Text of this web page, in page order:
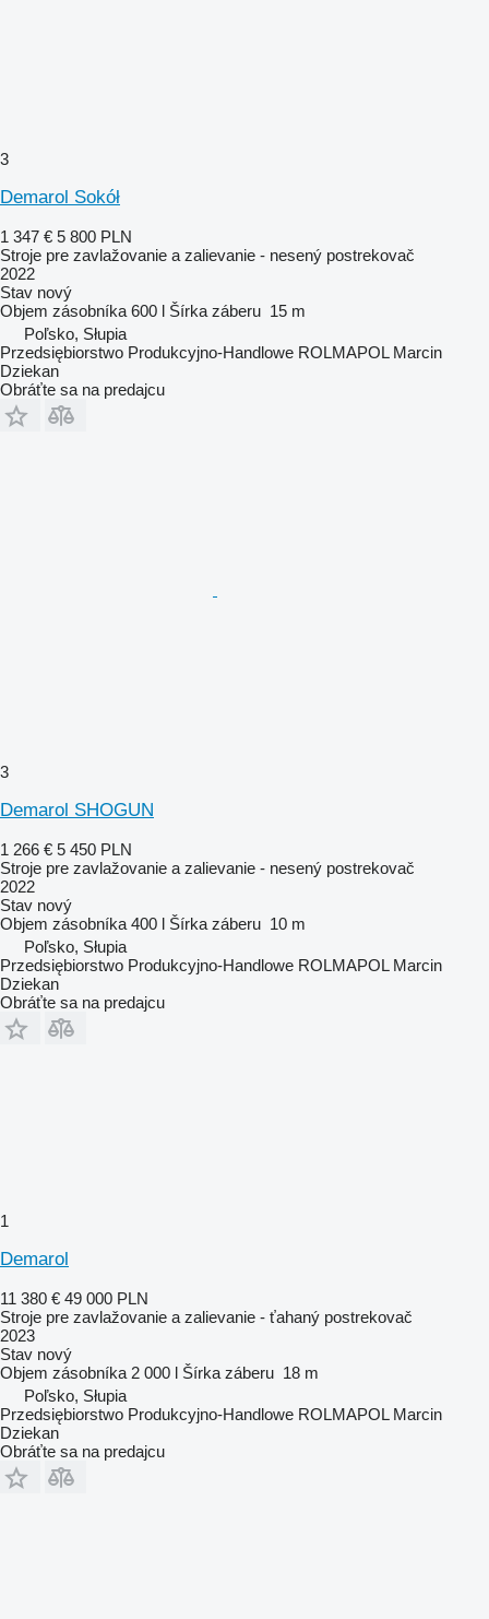
3
Demarol Sokół
1 347 € 5 800 PLN
Stroje pre zavlažovanie a zalievanie - nesený postrekovač
2022
Stav nový
Objem zásobníka 600 l Šírka záberu 15 m
Poľsko, Słupia
Przedsiębiorstwo Produkcyjno-Handlowe ROLMAPOL Marcin
Dziekan
Obráťte sa na predajcu
3
Demarol SHOGUN
1 266 € 5 450 PLN
Stroje pre zavlažovanie a zalievanie - nesený postrekovač
2022
Stav nový
Objem zásobníka 400 l Šírka záberu 10 m
Poľsko, Słupia
Przedsiębiorstwo Produkcyjno-Handlowe ROLMAPOL Marcin
Dziekan
Obráťte sa na predajcu
1
Demarol
11 380 € 49 000 PLN
Stroje pre zavlažovanie a zalievanie - ťahaný postrekovač
2023
Stav nový
Objem zásobníka 2 000 l Šírka záberu 18 m
Poľsko, Słupia
Przedsiębiorstwo Produkcyjno-Handlowe ROLMAPOL Marcin
Dziekan
Obráťte sa na predajcu